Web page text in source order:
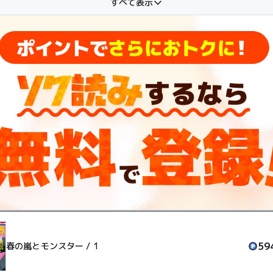
凹義姉弟ストーリー開幕！
春の嵐とモンスター / 1